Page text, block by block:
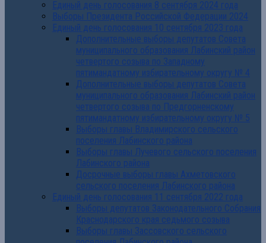
Единый день голосования 8 сентября 2024 года
Выборы Президента Российской Федерации 2024
Единый день голосования 10 сентября 2023 года
Дополнительные выборы депутатов Совета
муниципального образования Лабинский район
четвертого созыва по Западному
пятимандатному избирательному округу № 4
Дополнительные выборы депутатов Совета
муниципального образования Лабинский район
четвертого созыва по Предгорненскому
пятимандатному избирательному округу № 5
Выборы главы Владимирского сельского
поселения Лабинского района
Выборы главы Лучевого сельского поселения
Лабинского района
Досрочные выборы главы Ахметовского
сельского поселения Лабинского района
Единый день голосования 11 сентября 2022 года
Выборы депутатов Законодательного Собрания
Краснодарского края седьмого созыва
Выборы главы Зассовского сельского